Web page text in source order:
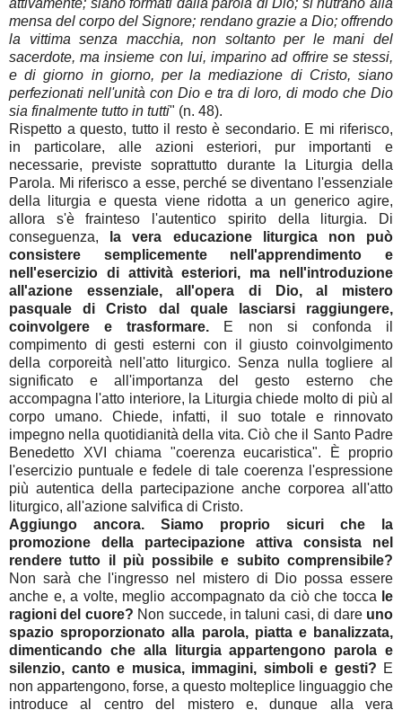
attivamente; siano formati dalla parola di Dio; si nutrano alla
mensa del corpo del Signore; rendano grazie a Dio; offrendo
la vittima senza macchia, non soltanto per le mani del
sacerdote, ma insieme con lui, imparino ad offrire se stessi,
e di giorno in giorno, per la mediazione di Cristo, siano
perfezionati nell'unità con Dio e tra di loro, di modo che Dio
sia finalmente tutto in tutti" (n. 48).
Rispetto a questo, tutto il resto è secondario. E mi riferisco,
in particolare, alle azioni esteriori, pur importanti e
necessarie, previste soprattutto durante la Liturgia della
Parola. Mi riferisco a esse, perché se diventano l'essenziale
della liturgia e questa viene ridotta a un generico agire,
allora s'è frainteso l'autentico spirito della liturgia. Di
conseguenza, la vera educazione liturgica non può
consistere semplicemente nell'apprendimento e
nell'esercizio di attività esteriori, ma nell'introduzione
all'azione essenziale, all'opera di Dio, al mistero
pasquale di Cristo dal quale lasciarsi raggiungere,
coinvolgere e trasformare. E non si confonda il
compimento di gesti esterni con il giusto coinvolgimento
della corporeità nell'atto liturgico. Senza nulla togliere al
significato e all'importanza del gesto esterno che
accompagna l'atto interiore, la Liturgia chiede molto di più al
corpo umano. Chiede, infatti, il suo totale e rinnovato
impegno nella quotidianità della vita. Ciò che il Santo Padre
Benedetto XVI chiama "coerenza eucaristica". È proprio
l'esercizio puntuale e fedele di tale coerenza l'espressione
più autentica della partecipazione anche corporea all'atto
liturgico, all'azione salvifica di Cristo.
Aggiungo ancora. Siamo proprio sicuri che la
promozione della partecipazione attiva consista nel
rendere tutto il più possibile e subito comprensibile?
Non sarà che l'ingresso nel mistero di Dio possa essere
anche e, a volte, meglio accompagnato da ciò che tocca le
ragioni del cuore? Non succede, in taluni casi, di dareuno
spazio sproporzionato alla parola, piatta e banalizzata,
dimenticando che alla liturgia appartengono parola e
silenzio, canto e musica, immagini, simboli e gesti? E
non appartengono, forse, a questo molteplice linguaggio che
introduce al centro del mistero e, dunque alla vera